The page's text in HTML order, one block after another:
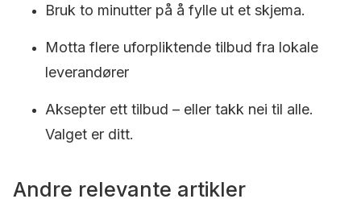
Bruk to minutter på å fylle ut et skjema.
Motta flere uforpliktende tilbud fra lokale
leverandører
Aksepter ett tilbud – eller takk nei til alle.
Valget er ditt.
Andre relevante artikler